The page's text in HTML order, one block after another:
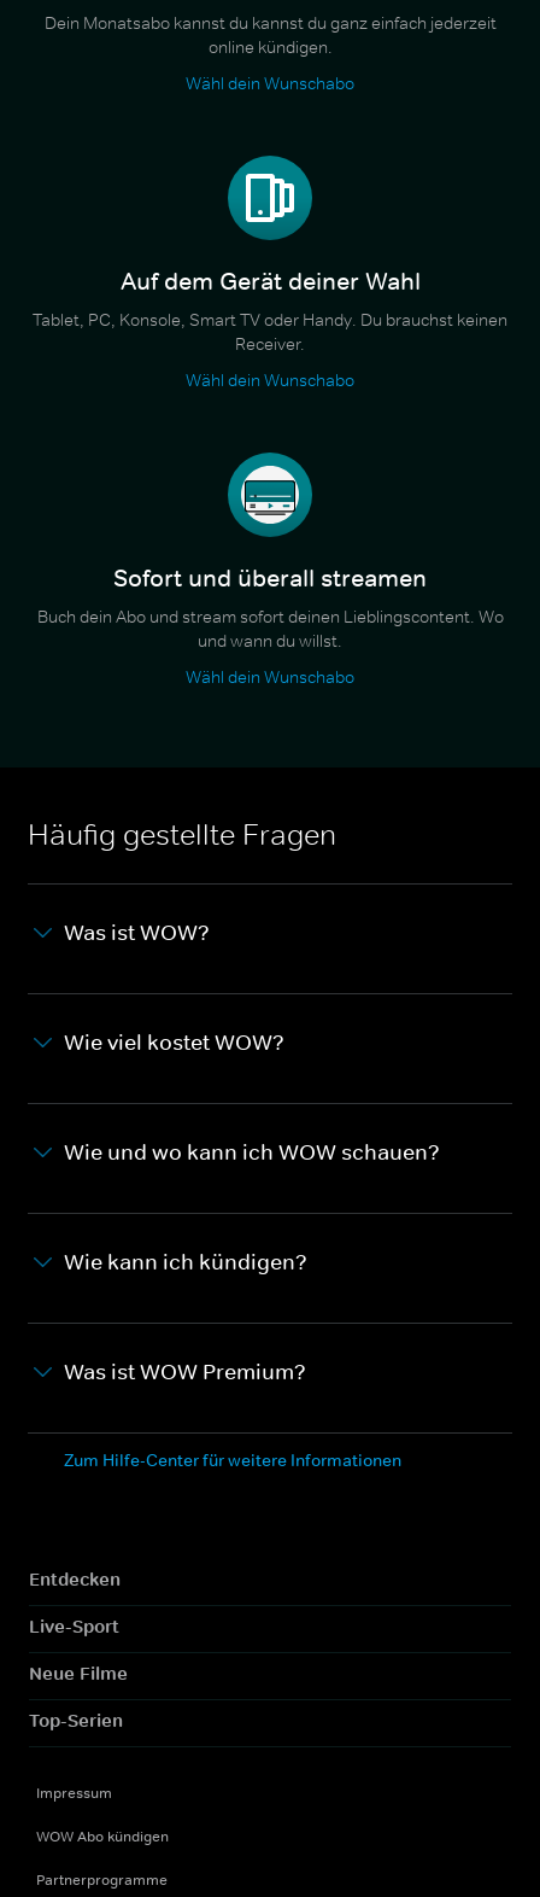
Dein Monatsabo kannst du kannst du ganz einfach jederzeit
online kündigen.
Wähl dein Wunschabo
Auf dem Gerät deiner Wahl
Tablet, PC, Konsole, Smart TV oder Handy. Du brauchst keinen
Receiver.
Wähl dein Wunschabo
Sofort und überall streamen
Buch dein Abo und stream sofort deinen Lieblingscontent. Wo
und wann du willst.
Wähl dein Wunschabo
Häufig gestellte Fragen
Was ist WOW?
Wie viel kostet WOW?
Wie und wo kann ich WOW schauen?
Wie kann ich kündigen?
Was ist WOW Premium?
Zum Hilfe-Center für weitere Informationen
Entdecken
Live-Sport
Neue Filme
Top-Serien
Impressum
WOW Abo kündigen
Partnerprogramme